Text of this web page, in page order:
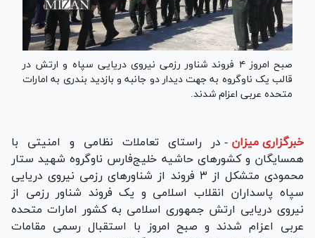
صبح امروز ۴ فروند شناور رزمی نیروی دریایی سپاه و ارتش در
قالب یک ناوگروه به جهت دیدار دو جانبه و بازدید بندری به امارات
متحده عربی اعزام شدند.
خبرگزاری میزان - در راستای تعاملات نظامی و امنیتی با
همسایگان و کشور‌های حاشیه خلیج‌فارس ناوگروه شهید ستار
محمودی متشکل از ۳ فروند از شناور‌های رزمی نیروی دریایی
سپاه پاسداران انقلاب اسلامی و یک فروند شناور رزمی از
نیروی دریایی ارتش جمهوری اسلامی به کشور امارات متحده
عربی اعزام شدند و صبح امروز با استقبال رسمی مقامات